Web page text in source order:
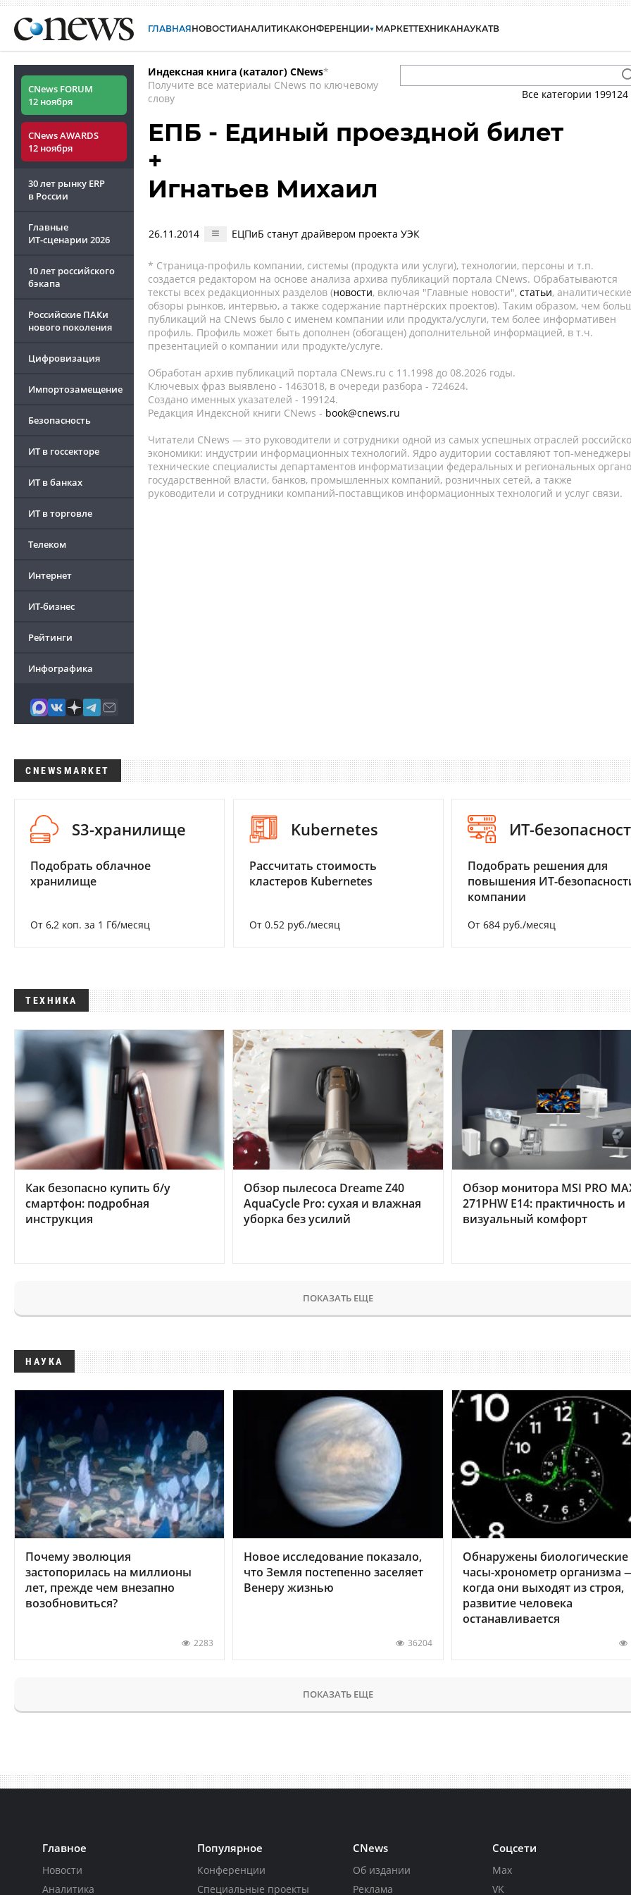
ГЛАВНАЯНОВОСТИАНАЛИТИКАКОНФЕРЕНЦИИ МАРКЕТТЕХНИКАНАУКАТВ
CNews FORUM
12 ноября
CNews AWARDS
12 ноября
30 лет рынку ERP
в России
Главные
ИТ-сценарии 2026
10 лет российского
бэкапа
Российские ПАКи
нового поколения
Цифровизация
Импортозамещение
Безопасность
ИТ в госсекторе
ИТ в банках
ИТ в торговле
Телеком
Интернет
ИТ-бизнес
Рейтинги
Инфографика
Индексная книга (каталог) CNews*
Получите все материалы CNews по ключевому
слову
Все категории 199124
ЕПБ - Единый проездной билет
+
Игнатьев Михаил
26.11.2014 ЕЦПиБ станут драйвером проекта УЭК
* Страница-профиль компании, системы (продукта или услуги), технологии, персоны и т.п.
создается редактором на основе анализа архива публикаций портала CNews. Обрабатываются
тексты всех редакционных разделов (новости, включая "Главные новости", статьи, аналитические
обзоры рынков, интервью, а также содержание партнёрских проектов). Таким образом, чем
публикаций на CNews было с именем компании или продукта/услуги, тем более информативен
профиль. Профиль может быть дополнен (обогащен) дополнительной информацией, в т.ч.
презентацией о компании или продукте/услуге.
Обработан архив публикаций портала CNews.ru c 11.1998 до 08.2026 годы.
Ключевых фраз выявлено - 1463018, в очереди разбора - 724624.
Создано именных указателей - 199124.
Редакция Индексной книги CNews - book@cnews.ru
Читатели CNews — это руководители и сотрудники одной из самых успешных отраслей
экономики: индустрии информационных технологий. Ядро аудитории составляют топ-
технические специалисты департаментов информатизации федеральных и региональных
государственной власти, банков, промышленных компаний, розничных сетей, а также
руководители и сотрудники компаний-поставщиков информационных технологий и услуг связи.
CNEWSMARKET
S3-хранилище
Подобрать облачное
хранилище
От 6,2 коп. за 1 Гб/месяц
Kubernetes
Рассчитать стоимость
кластеров Kubernetes
От 0.52 руб./месяц
ИТ-
Подобрать решения для
повышения ИТ-
компании
От 684 руб./месяц
ТЕХНИКА
Как безопасно купить б/у
смартфон: подробная
инструкция
Обзор пылесоса Dreame Z40
AquaCycle Pro: сухая и влажная
уборка без усилий
Обзор монитора MSI PRO
271PHW E14: практичность и
визуальный комфорт
ПОКАЗАТЬ ЕЩЕ
НАУКА
Почему эволюция
застопорилась на миллионы
лет, прежде чем внезапно
возобновиться?
2283
Новое исследование показало,
что Земля постепенно заселяет
Венеру жизнью
36204
Обнаружены биологические
часы-хронометр организма
когда они выходят из строя,
развитие человека
останавливается
ПОКАЗАТЬ ЕЩЕ
Главное
Новости
Аналитика
Популярное
Конференции
Специальные проекты
CNews
Об издании
Реклама
Соцсети
Max
VK